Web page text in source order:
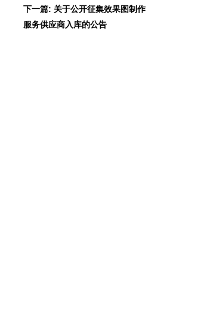
下一篇: 关于公开征集效果图制作
服务供应商入库的公告